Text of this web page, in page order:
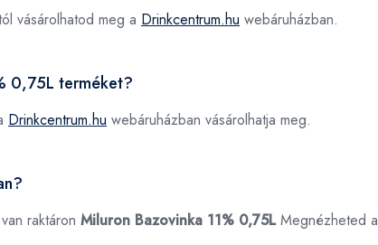
vásárolhatod meg a Drinkcentrum.hu webáruházban.
0,75L terméket?
Drinkcentrum.hu webáruházban vásárolhatja meg.
raktáron Miluron Bazovinka 11% 0,75LMegnézheted a